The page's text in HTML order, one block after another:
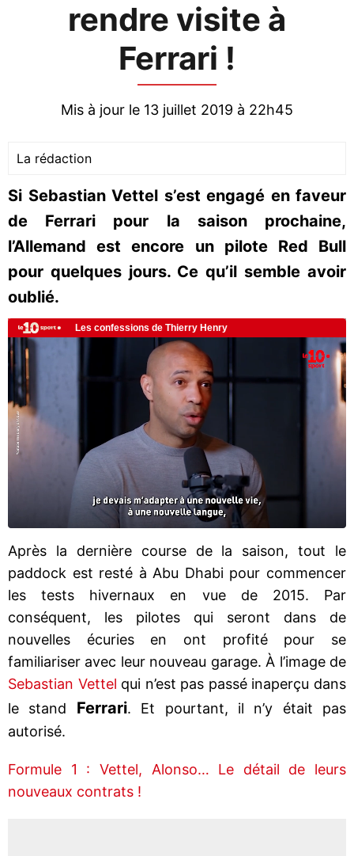
rendre visite à
Ferrari !
Mis à jour le 13 juillet 2019 à 22h45
La rédaction
Si Sebastian Vettel s’est engagé en faveur
de Ferrari pour la saison prochaine,
l’Allemand est encore un pilote Red Bull
pour quelques jours. Ce qu’il semble avoir
oublié.
Après la dernière course de la saison, tout le
paddock est resté à Abu Dhabi pour commencer
les tests hivernaux en vue de 2015. Par
conséquent, les pilotes qui seront dans de
nouvelles écuries en ont profité pour se
familiariser avec leur nouveau garage. À l’image de
Sebastian Vettel qui n’est pas passé inaperçu dans
le stand Ferrari. Et pourtant, il n’y était pas
autorisé.
Formule 1 : Vettel, Alonso… Le détail de leurs
nouveaux contrats !